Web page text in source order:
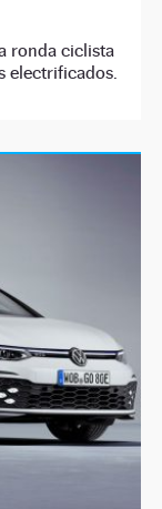
ronda ciclista
electrificados.